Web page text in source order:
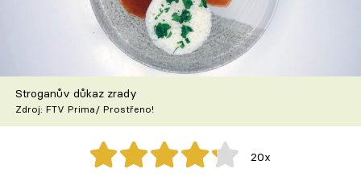
TV Program
Škola vaření
Recepty z TV
Speciál: Cuketa
Těhotnej kuchař
Stroganův důkaz zrady
Zdroj: FTV Prima/ Prostřeno!
20x